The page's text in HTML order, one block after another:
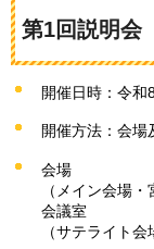
第1回説明会
開催日時：令和
開催方法：会場
会場
（メイン会場
会議室
（サテライト